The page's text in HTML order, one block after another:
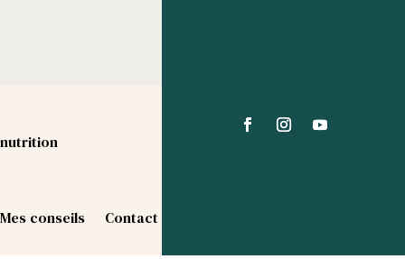
Mes conseils Contact